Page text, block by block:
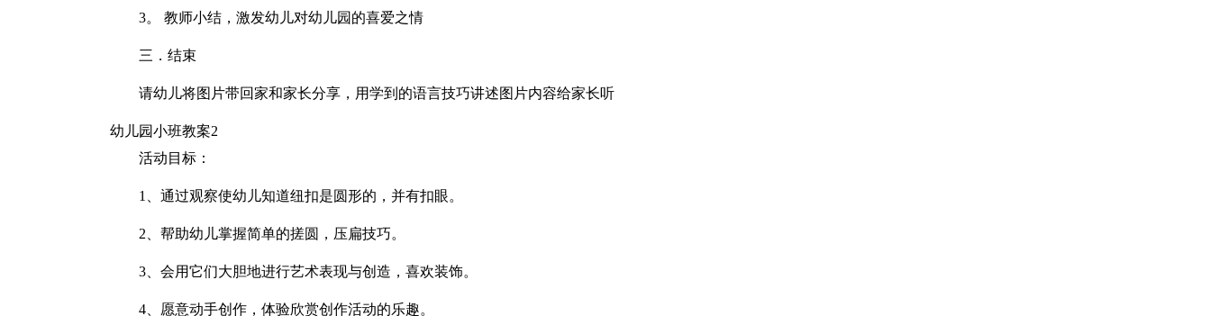
3。 教师小结，激发幼儿对幼儿园的喜爱之情
三．结束
请幼儿将图片带回家和家长分享，用学到的语言技巧讲述图片内容给家长听
幼儿园小班教案2
活动目标：
1、通过观察使幼儿知道纽扣是圆形的，并有扣眼。
2、帮助幼儿掌握简单的搓圆，压扁技巧。
3、会用它们大胆地进行艺术表现与创造，喜欢装饰。
4、愿意动手创作，体验欣赏创作活动的乐趣。